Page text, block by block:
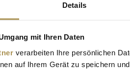
Details
mit Ihren Daten
verarbeiten Ihre persönlichen
auf Ihrem Gerät zu speichern